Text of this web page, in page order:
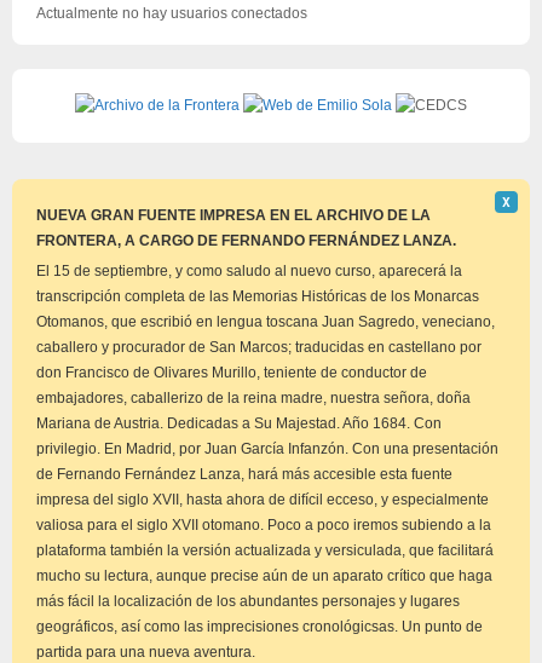
Actualmente no hay usuarios conectados
NUEVA GRAN FUENTE IMPRESA EN EL ARCHIVO DE LA
FRONTERA, A CARGO DE FERNANDO FERNÁNDEZ LANZA.
este
Χ
El 15 de septiembre, y como saludo al nuevo curso, aparecerá la
transcripción completa de las Memorias Históricas de los Monarcas
Otomanos, que escribió en lengua toscana Juan Sagredo, veneciano,
caballero y procurador de San Marcos; traducidas en castellano por
don Francisco de Olivares Murillo, teniente de conductor de
embajadores, caballerizo de la reina madre, nuestra señora, doña
Mariana de Austria. Dedicadas a Su Majestad. Año 1684. Con
privilegio. En Madrid, por Juan García Infanzón. Con una presentación
de Fernando Fernández Lanza, hará más accesible esta fuente
impresa del siglo XVII, hasta ahora de difícil ecceso, y especialmente
valiosa para el siglo XVII otomano. Poco a poco iremos subiendo a la
plataforma también la versión actualizada y versiculada, que facilitará
mucho su lectura, aunque precise aún de un aparato crítico que haga
más fácil la localización de los abundantes personajes y lugares
geográficos, así como las imprecisiones cronológicsas. Un punto de
partida para una nueva aventura.